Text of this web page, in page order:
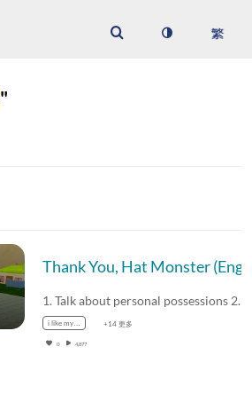
"
i like my… +14 更多
0 4,877